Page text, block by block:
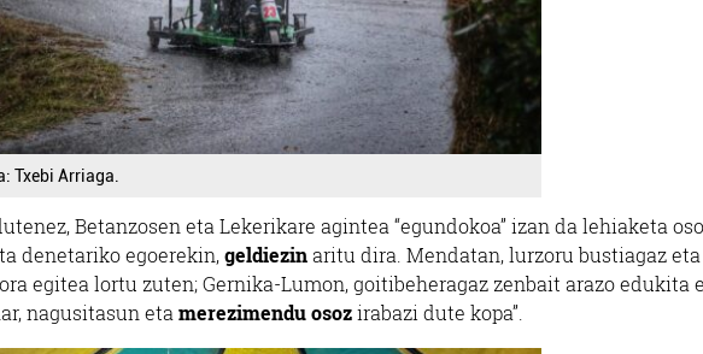
Txebi Arriaga.
Betanzosen eta Lekerikare agintea “egundokoa” izan da lehiaketa
denetariko egoerekin,geldiezinaritu dira. Mendatan, lurzoru bustiagaz eta
egitea lortu zuten; Gernika-Lumon, goitibeheragaz zenbait arazo edukita
nagusitasun etamerezimendu osozirabazi dute kopa”.